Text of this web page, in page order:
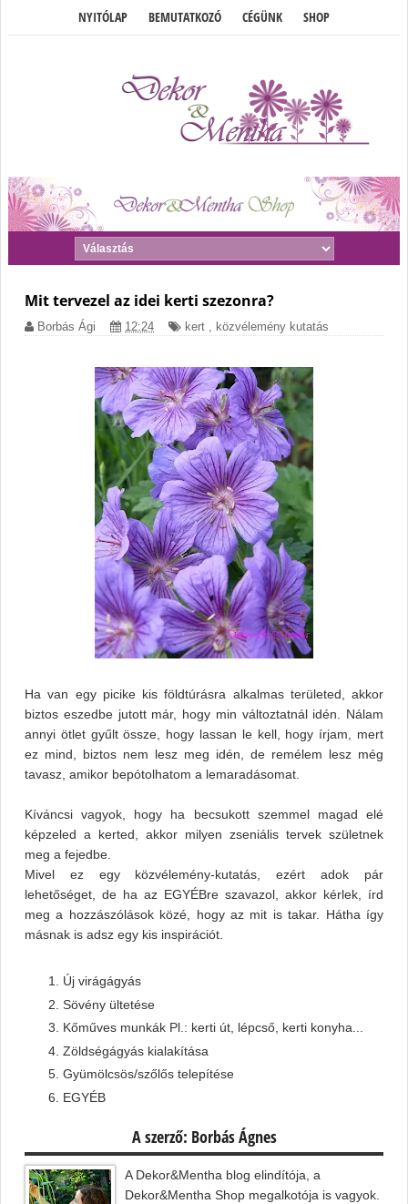
NYITÓLAP BEMUTATKOZÓ CÉGÜNK SHOP
Mit tervezel az idei kerti szezonra?
Borbás Ági 12:24 kert , közvélemény kutatás
Ha van egy picike kis földtúrásra alkalmas területed, akkor
biztos eszedbe jutott már, hogy min változtatnál idén. Nálam
annyi ötlet gyűlt össze, hogy lassan le kell, hogy írjam, mert
ez mind, biztos nem lesz meg idén, de remélem lesz még
tavasz, amikor bepótolhatom a lemaradásomat.
Kíváncsi vagyok, hogy ha becsukott szemmel magad elé
képzeled a kerted, akkor milyen zseniális tervek születnek
meg a fejedbe.
Mivel ez egy közvélemény-kutatás, ezért adok pár
lehetőséget, de ha az EGYÉBre szavazol, akkor kérlek, írd
meg a hozzászólások közé, hogy az mit is takar. Hátha így
másnak is adsz egy kis inspirációt.
Új virágágyás
Sövény ültetése
Kőműves munkák Pl.: kerti út, lépcső, kerti konyha...
Zöldségágyás kialakítása
Gyümölcsös/szőlős telepítése
EGYÉB
A szerző: Borbás Ágnes
A Dekor&Mentha blog elindítója, a
Dekor&Mentha Shop megalkotója is vagyok.